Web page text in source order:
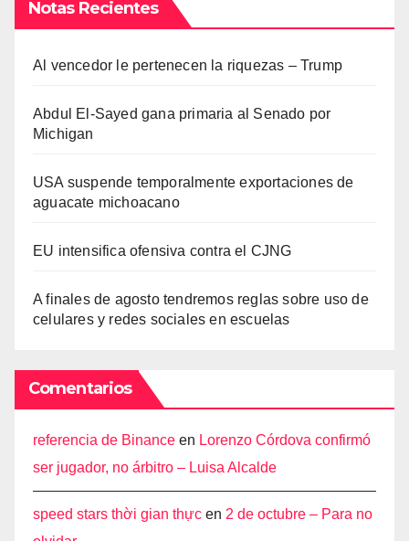
Notas Recientes
Al vencedor le pertenecen la riquezas – Trump
Abdul El-Sayed gana primaria al Senado por
Michigan
USA suspende temporalmente exportaciones de
aguacate michoacano
EU intensifica ofensiva contra el CJNG
A finales de agosto tendremos reglas sobre uso de
celulares y redes sociales en escuelas
Comentarios
referencia de Binance en Lorenzo Córdova confirmó
ser jugador, no árbitro – Luisa Alcalde
speed stars thời gian thực en 2 de octubre – Para no